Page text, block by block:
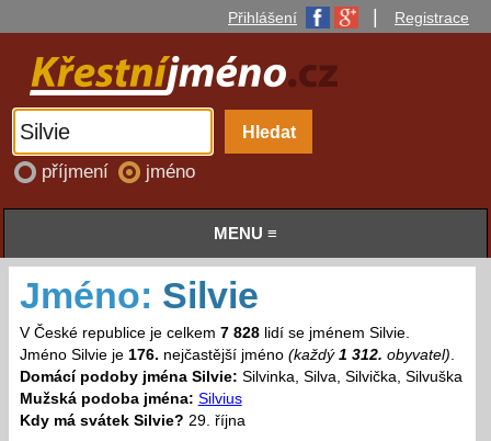
Přihlášení Registrace
příjmení jméno
MENU ≡
Jméno: Silvie
V České republice je celkem 7 828lidí se jménem Silvie.
Jméno Silvie je 176. nejčastější jméno (každý 1 312. obyvatel).
Domácí podoby jména Silvie: Silvinka, Silva, Silvička, Silvuška
Mužská podoba jména: Silvius
Kdy má svátek Silvie? 29. října